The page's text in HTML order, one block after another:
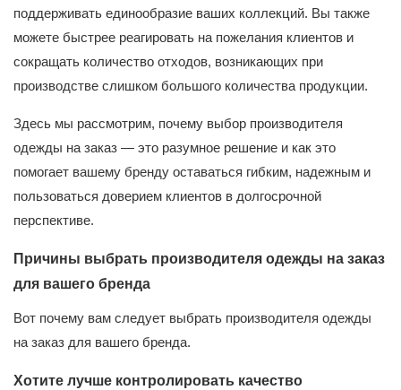
поддерживать единообразие ваших коллекций. Вы также
можете быстрее реагировать на пожелания клиентов и
сокращать количество отходов, возникающих при
производстве слишком большого количества продукции.
Здесь мы рассмотрим, почему выбор производителя
одежды на заказ — это разумное решение и как это
помогает вашему бренду оставаться гибким, надежным и
пользоваться доверием клиентов в долгосрочной
перспективе.
Причины выбрать производителя одежды на заказ
для вашего бренда
Вот почему вам следует выбрать производителя одежды
на заказ для вашего бренда.
Хотите лучше контролировать качество